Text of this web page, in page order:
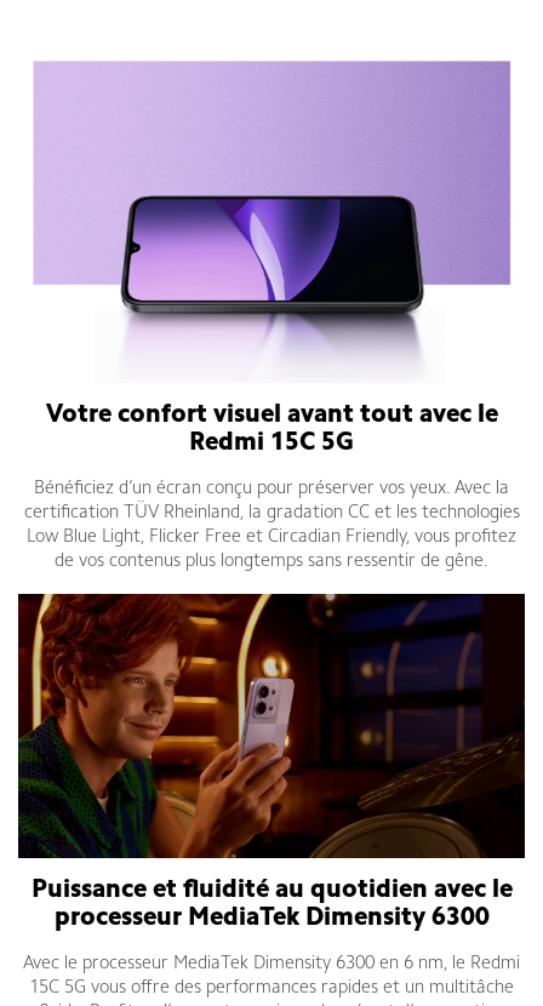
Votre confort visuel avant tout avec le
Redmi 15C 5G
Bénéficiez d’un écran conçu pour préserver vos yeux. Avec la
certification TÜV Rheinland, la gradation CC et les technologies
Low Blue Light, Flicker Free et Circadian Friendly, vous profitez
de vos contenus plus longtemps sans ressentir de gêne.
Puissance et fluidité au quotidien avec le
processeur MediaTek Dimensity 6300
Avec le processeur MediaTek Dimensity 6300 en 6 nm, le Redmi
15C 5G vous offre des performances rapides et un multitâche